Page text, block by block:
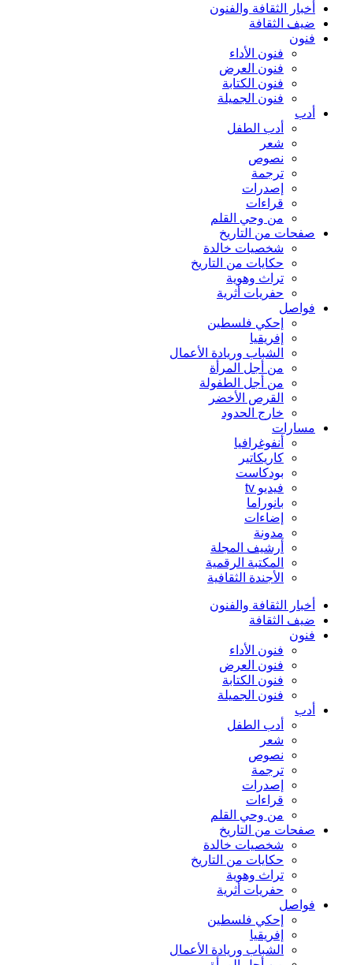
أخبار الثقافة والفنون
ضيف الثقافة
فنون
فنون الأداء
فنون العرض
فنون الكتابة
فنون الجميلة
أدب
أدب الطفل
شعر
نصوص
ترجمة
إصدرات
قراءات
من وحي القلم
صفحات من التاريخ
شخصيات خالدة
حكايات من التاريخ
تراث وهوية
حفريات أثرية
فواصل
إحكي فلسطين
إفريقيا
الشباب وريادة الأعمال
من أجل المرأة
من أجل الطفولة
القرص الأخضر
خارج الحدود
مسارات
أنفوغرافيا
كاريكاتير
بودكاست
فيديو tv
بانوراما
إضاءات
مدونة
أرشيف المجلة
المكتبة الرقمية
الأجندة الثقافية
أخبار الثقافة والفنون
ضيف الثقافة
فنون
فنون الأداء
فنون العرض
فنون الكتابة
فنون الجميلة
أدب
أدب الطفل
شعر
نصوص
ترجمة
إصدرات
قراءات
من وحي القلم
صفحات من التاريخ
شخصيات خالدة
حكايات من التاريخ
تراث وهوية
حفريات أثرية
فواصل
إحكي فلسطين
إفريقيا
الشباب وريادة الأعمال